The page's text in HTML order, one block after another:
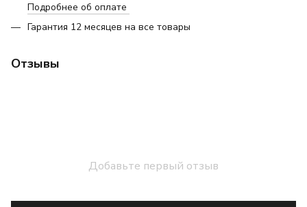
Подробнее об оплате
Гарантия 12 месяцев на все товары
Отзывы
Добавьте первый отзыв